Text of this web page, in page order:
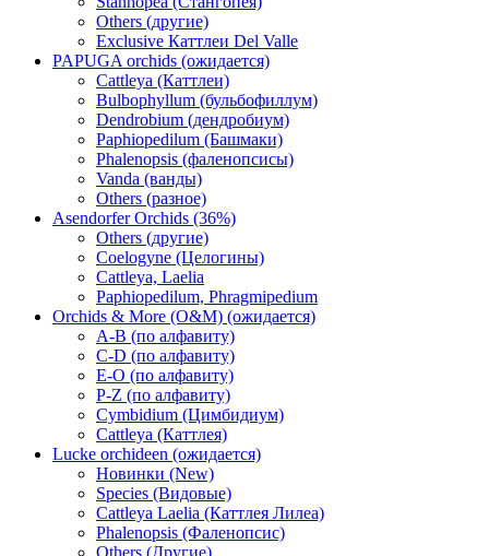
Others (другие)
Exclusive Каттлеи Del Valle
PAPUGA orchids (ожидается)
Cattleya (Каттлеи)
Bulbophyllum (бульбофиллум)
Dendrobium (дендробиум)
Paphiopedilum (Башмаки)
Phalenopsis (фаленопсисы)
Vanda (ванды)
Others (разное)
Asendorfer Orchids (36%)
Others (другие)
Coelogyne (Целогины)
Cattleya, Laelia
Paphiopedilum, Phragmipedium
Orchids & More (O&M) (ожидается)
A-B (по алфавиту)
C-D (по алфавиту)
E-O (по алфавиту)
P-Z (по алфавиту)
Cymbidium (Цимбидиум)
Cattleya (Каттлея)
Lucke orchideen (ожидается)
Новинки (New)
Species (Видовые)
Cattleya Laelia (Каттлея Лилеа)
Phalenopsis (Фаленопсис)
Others (Другие)